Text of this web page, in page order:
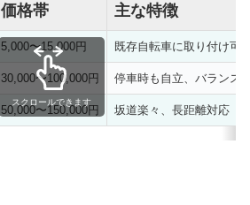
価格帯 主な特徴
5,000〜15,000円 既存自転車に取り付け可
30,000〜100,000円 停車時も自立、バランス
50,000〜150,000円 坂道楽々、長距離対応
スクロールできます